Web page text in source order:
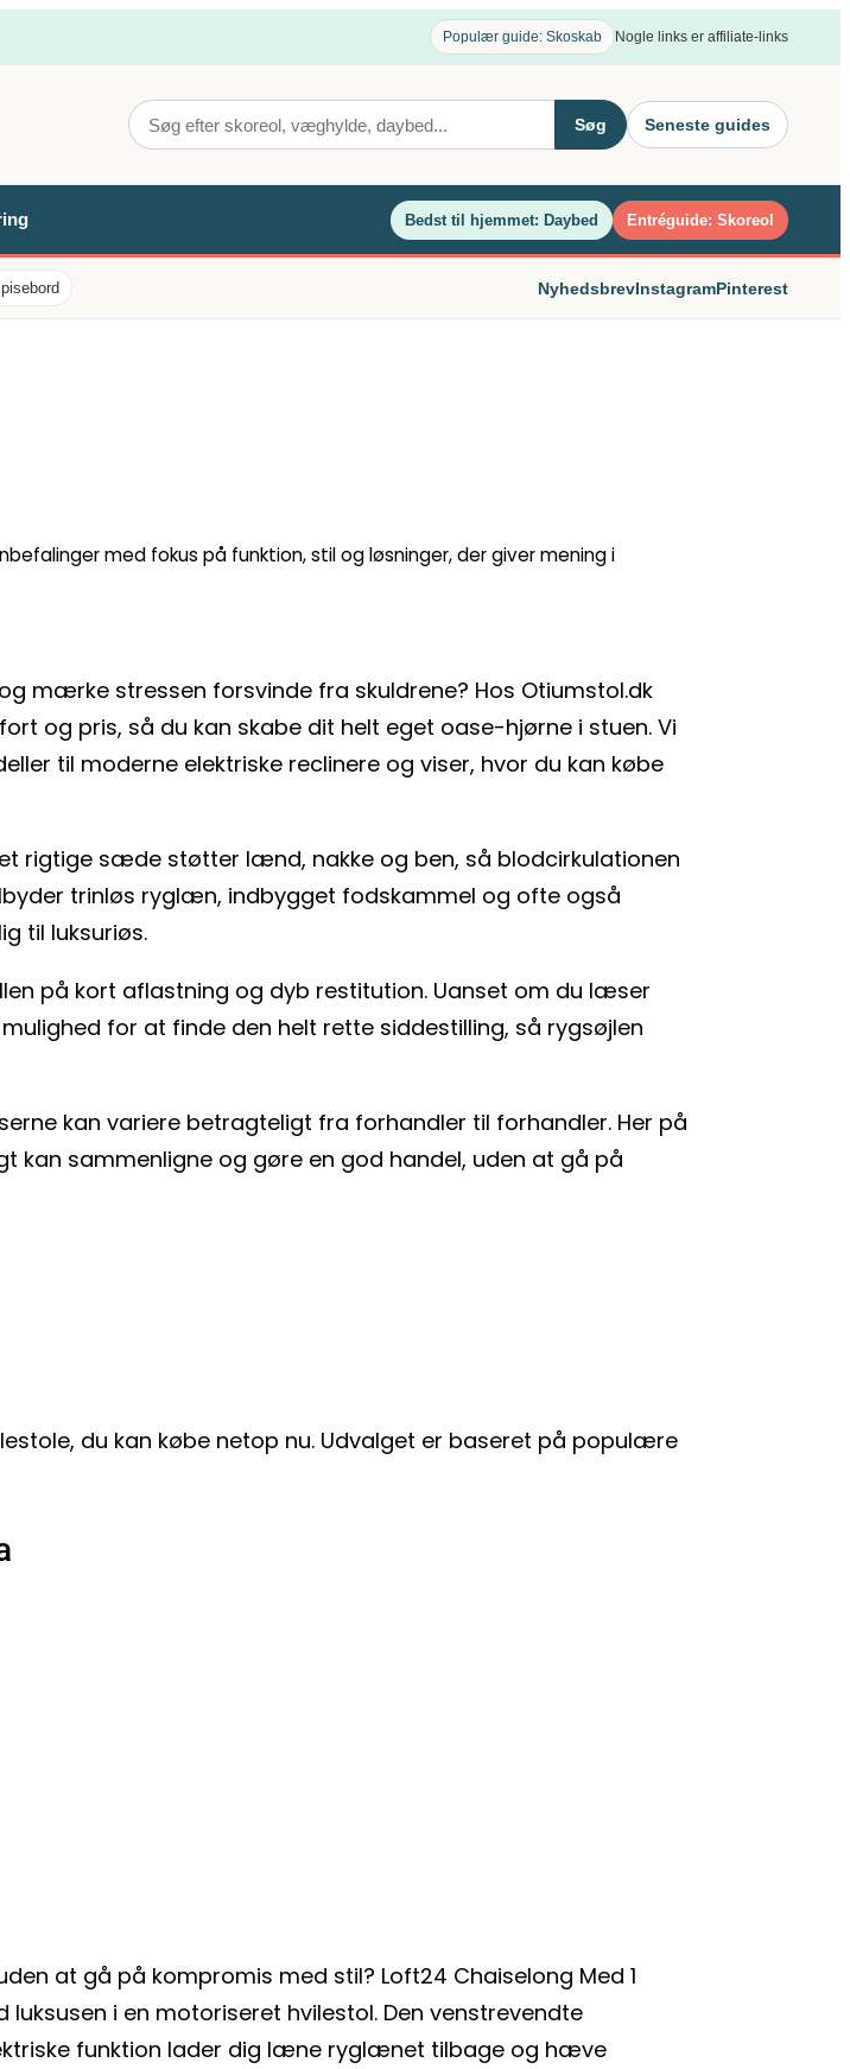
Populær guide: Skoskab Nogle links er affiliate-links
Søg Seneste guides
Bedst til hjemmet: Daybed Entréguide: Skoreol
NyhedsbrevInstagramPinterest
med fokus på funktion, stil og løsninger, der giver mening i
mærke stressen forsvinde fra skuldrene? Hos Otiumstol.dk
og pris, så du kan skabe dit helt eget oase-hjørne i stuen. Vi
til moderne elektriske reclinere og viser, hvor du kan købe
rigtige sæde støtter lænd, nakke og ben, så blodcirkulationen
trinløs ryglæn, indbygget fodskammel og ofte også
til luksuriøs.
på kort aflastning og dyb restitution. Uanset om du læser
for at finde den helt rette siddestilling, så rygsøjlen
kan variere betragteligt fra forhandler til forhandler. Her på
kan sammenligne og gøre en god handel, uden at gå på
du kan købe netop nu. Udvalget er baseret på populære
at gå på kompromis med stil? Loft24 Chaiselong Med 1
i en motoriseret hvilestol. Den venstrevendte
funktion lader dig læne ryglænet tilbage og hæve